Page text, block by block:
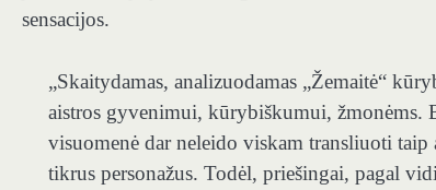
sensacijos.
„Skaitydamas, analizuodamas „Žemaitė“
aistros gyvenimui, kūrybiškumui,
visuomenė dar neleido viskam transliuoti
tikrus personažus. Todėl, priešingai, pagal